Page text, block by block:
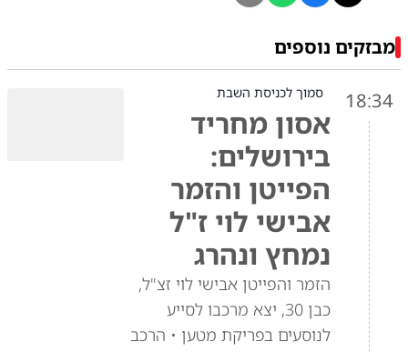
מבזקים נוספים
18:34 סמוך לכניסת השבת
אסון מחריד
בירושלים:
הפייטן והזמר
אבישי לוי ז"ל
נמחץ ונהרג
הזמר והפייטן אבישי לוי זצ"ל,
כבן 30, יצא מרכבו לסייע
לנוסעים בפריקת מטען • הרכב